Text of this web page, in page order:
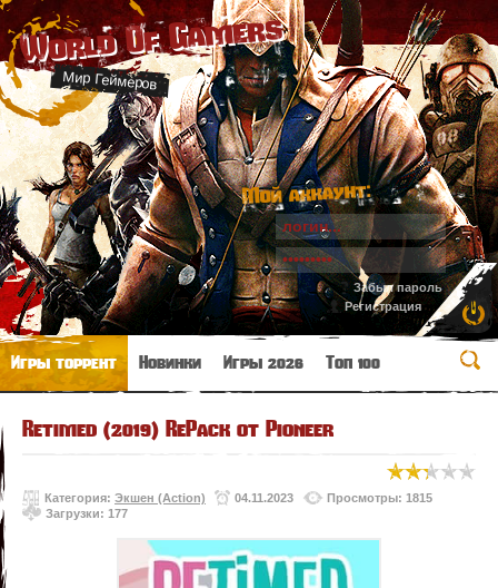
World Of Gamers
Мир Геймеров
Мой аккаунт:
Забыл пароль
Регистрация
Игры торрент Новинки Игры 2026 Топ 100
Retimed (2019) RePack от Pioneer
Категория: Экшен (Action) 04.11.2023
Просмотры: 1815
Загрузки: 177